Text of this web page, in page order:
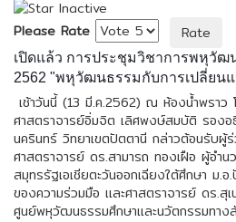
Please Rate
เปิดแล้ว การประชุมวิชาการพหุวัฒ
2562 "พหุวัฒนธรรมกับการเปลี่ยน
เช้าวันนี้ (13 มี.ค.2562) ณ ห้องน้ำพราว
ศาสตราจารย์อิ่มจิต เลิศพงษ์สมบัติ รอง
นครินทร์ วิทยาเขตปัตตานี กล่าวต้อนรับผู้
ศาสตราจารย์ ดร.สามารถ ทองเฝือ ผู้อำ
สมุทรรัฐเอเชียตะวันออกเฉียงใต้ศึกษา ม.
ของความร่วมมือ และศาสตราจารย์ ดร.สุ
ศูนย์พหุวัฒนธรรมศึกษาและนวัตกรรมทาง